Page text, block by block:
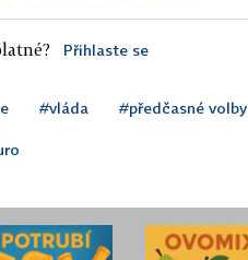
Přihlaste se
#vláda #předčasné volby